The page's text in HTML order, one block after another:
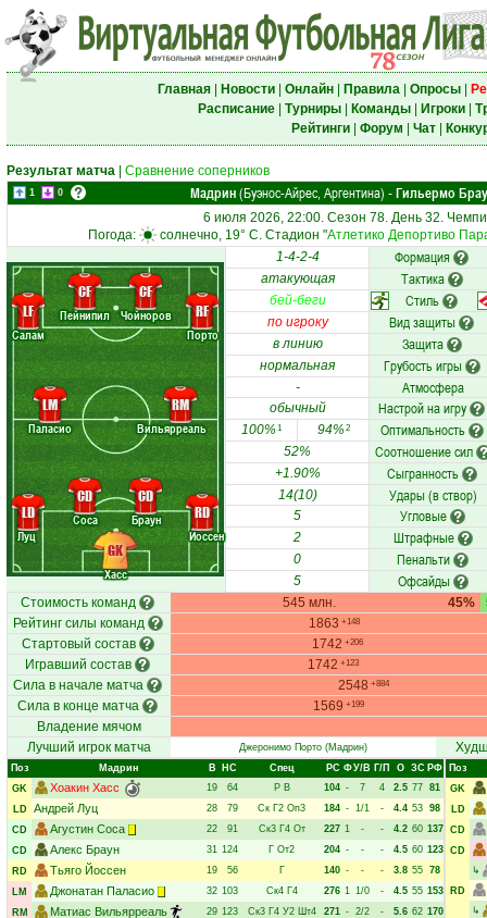
Главная| Новости| Онлайн| Правила| Опросы|
Расписание| Турниры| Команды| Игроки|
Рейтинги| Форум Чат|
Результат матча Сравнение соперников
1 0 Мадрин(Буэнос-Айрес, Аргентина) - Гильермо
6 июля 2026, 22:00. Сезон 78. День 32.
Погода:
солнечно, 19° C. Стадион "Атлетико Депортиво
Хасс
Луц
Соса
Браун
Йоссен
Паласио Вильярреаль
Салам
Пейнипил
Чойноров
Порто
GK
LD
CD
CD
RD
LM RM
LF
CF
CF
RF
1-4-2-4 Формация
атакующая Тактика
бей-беги Стиль
по игроку Вид защиты
в линию Защита
нормальная Грубость игры
- Атмосфера
обычный Настрой на игру
100%1 94%2 Оптимальность
52% Соотношение сил
+1.90% Сыгранность
14(10) Удары (в створ)
5 Угловые
2 Штрафные
0 Пенальти
5 Офсайды
Стоимость команд 545 млн. 45%
Рейтинг силы команд
1863 +148
Стартовый состав 1742 +206
Игравший состав 1742 +123
Сила в начале матча 2548 +884
Сила в конце матча 1569 +199
Владение мячом
Лучший игрок матча
Джеронимо Порто (Мадрин)
Поз Мадрин В НC Спец РC ФУ/В Г/П О ЗС РФ
GK
Хоакин Хасс 19 64 Р В 104 - 7 4 2.5 77 81
LD
Андрей Луц 28 79 Ск Г2 Оп3 184 - 1/1 - 4.4 53 98
CD
Агустин Соса 22 91 Ск3 Г4 От 227 1 - - 4.2 60 137
CD
Алекс Браун 31 124 Г От2 204 - - - 4.5 60 123
RD
Тьяго Йоссен 19 56 Г 140 - - - 3.8 55 78
LM
Джонатан Паласио 32 103 Ск4 Г4 276 1 1/0 - 4.5 55 153
RM
Матиас Вильярреаль 29 123 Ск3 Г4 У2 Шт4 271 - 2/2 - 5.6 62 170
Поз
GK
LD
CD
CD
↳
RD
↳